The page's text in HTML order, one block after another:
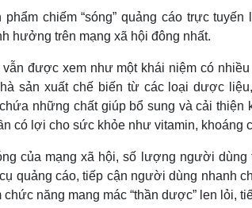
chiếm “sóng” quảng cáo trực
hưởng trên mạng xã hội đông nhất.
được xem như một khái niệm có
sản xuất chế biến từ các loại dược
những chất giúp bổ sung và cải thiện
có lợi cho sức khỏe như vitamin, khoáng
của mạng xã hội, số lượng người
quảng cáo, tiếp cận người dùng nhanh
năng mang mác “thần dược” len lỏi,